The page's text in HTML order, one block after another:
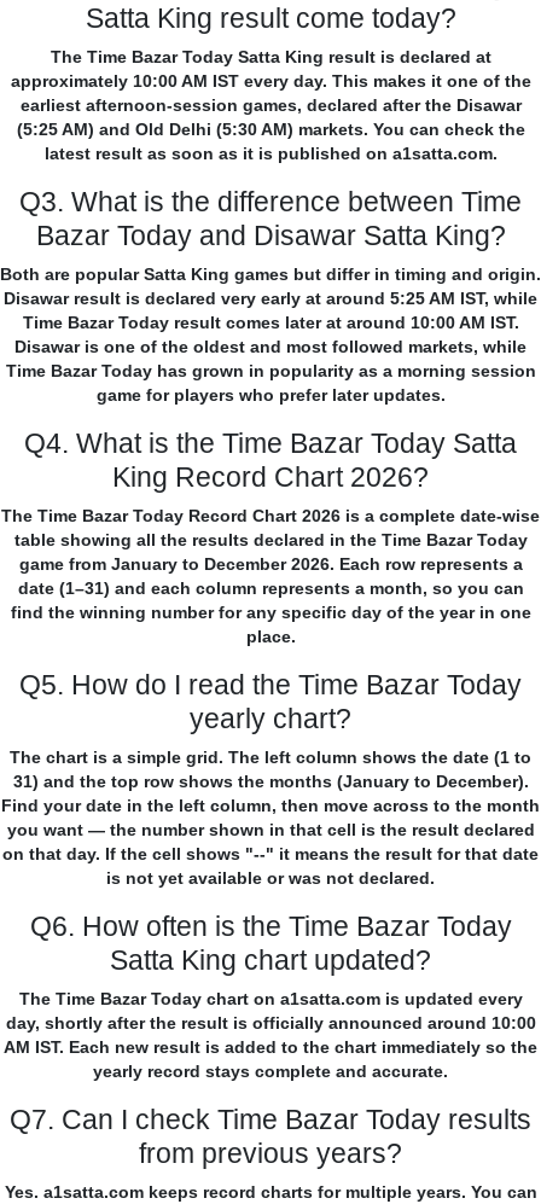
Satta King result come today?
The Time Bazar Today Satta King result is declared at
approximately 10:00 AM IST every day. This makes it one of the
earliest afternoon-session games, declared after the Disawar
(5:25 AM) and Old Delhi (5:30 AM) markets. You can check the
latest result as soon as it is published on a1satta.com.
Q3. What is the difference between Time
Bazar Today and Disawar Satta King?
Both are popular Satta King games but differ in timing and origin.
Disawar result is declared very early at around 5:25 AM IST, while
Time Bazar Today result comes later at around 10:00 AM IST.
Disawar is one of the oldest and most followed markets, while
Time Bazar Today has grown in popularity as a morning session
game for players who prefer later updates.
Q4. What is the Time Bazar Today Satta
King Record Chart 2026?
The Time Bazar Today Record Chart 2026 is a complete date-wise
table showing all the results declared in the Time Bazar Today
game from January to December 2026. Each row represents a
date (1–31) and each column represents a month, so you can
find the winning number for any specific day of the year in one
place.
Q5. How do I read the Time Bazar Today
yearly chart?
The chart is a simple grid. The left column shows the date (1 to
31) and the top row shows the months (January to December).
Find your date in the left column, then move across to the month
you want — the number shown in that cell is the result declared
on that day. If the cell shows "--" it means the result for that date
is not yet available or was not declared.
Q6. How often is the Time Bazar Today
Satta King chart updated?
The Time Bazar Today chart on a1satta.com is updated every
day, shortly after the result is officially announced around 10:00
AM IST. Each new result is added to the chart immediately so the
yearly record stays complete and accurate.
Q7. Can I check Time Bazar Today results
from previous years?
Yes. a1satta.com keeps record charts for multiple years. You can